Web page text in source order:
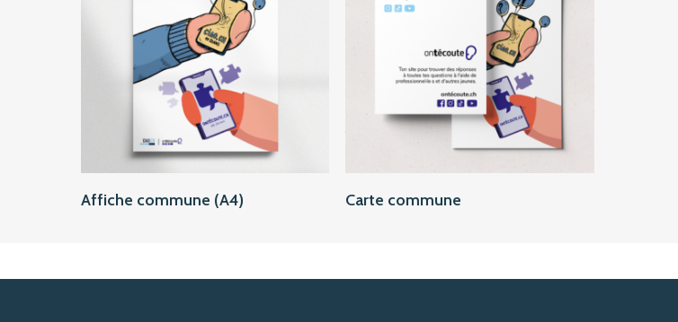
Ajouter au panier
Affiche commune (A4) Carte commune